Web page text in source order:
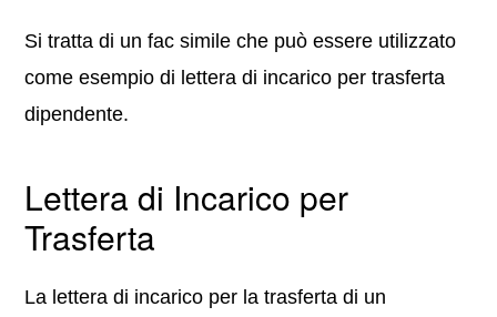
Si tratta di un fac simile che può essere utilizzato
come esempio di lettera di incarico per trasferta
dipendente.
Lettera di Incarico per
Trasferta
La lettera di incarico per la trasferta di un